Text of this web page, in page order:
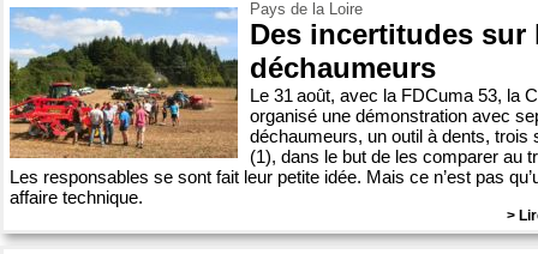
Pays de la Loire
Des incertitudes sur
déchaumeurs
Le 31 août, avec la FDCuma 53, la
organisé une démonstration avec
déchaumeurs, un outil à dents, trois
(1), dans le but de les comparer au
Les responsables se sont fait leur petite idée. Mais ce n’est pas
affaire technique.
>